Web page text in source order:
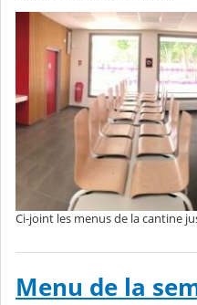
Ci-joint les menus de la cantine
Menu de la